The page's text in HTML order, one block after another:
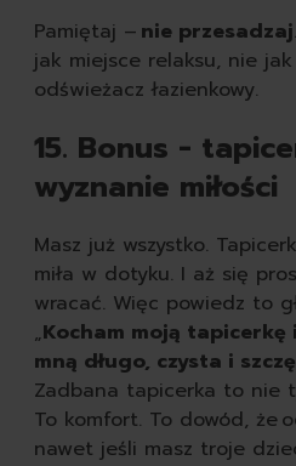
Pamiętaj – nie przesadzaj
jak miejsce relaksu, nie jak
odświeżacz łazienkowy.
15. Bonus -
wyznanie miłości
Masz już wszystko.
miła w dotyku. I aż się
wracać. Więc powiedz to
„Kocham moją tapicerkę
mną długo, czysta i
Zadbana tapicerka to nie
To komfort. To dowód, że
nawet jeśli masz troje